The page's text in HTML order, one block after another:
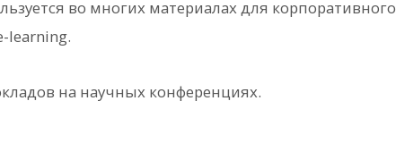
во многих материалах для корпоративного
learning.
на научных конференциях.